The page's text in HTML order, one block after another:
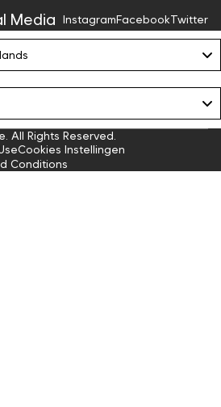
Media InstagramFacebookTwitter
. All Rights Reserved.
Cookies Instellingen
Conditions